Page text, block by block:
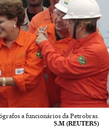
a funcionários da Petrobras.
S.M (REUTERS)